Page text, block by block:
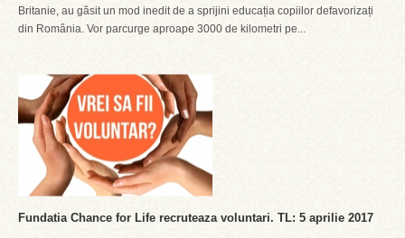
Britanie, au găsit un mod inedit de a sprijini educația copiilor defavorizați
din România. Vor parcurge aproape 3000 de kilometri pe...
Fundatia Chance for Life recruteaza voluntari. TL: 5 aprilie 2017